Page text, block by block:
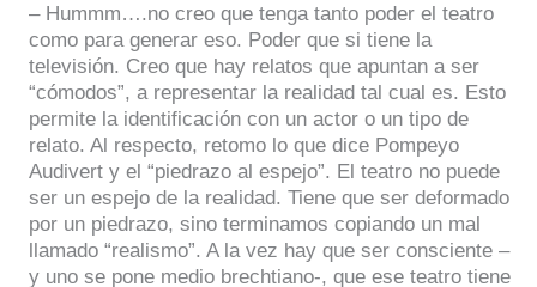
– Hummm….no creo que tenga tanto poder el teatro
como para generar eso. Poder que si tiene la
televisión. Creo que hay relatos que apuntan a ser
“cómodos”, a representar la realidad tal cual es. Esto
permite la identificación con un actor o un tipo de
relato. Al respecto, retomo lo que dice Pompeyo
Audivert y el “piedrazo al espejo”. El teatro no puede
ser un espejo de la realidad. Tiene que ser deformado
por un piedrazo, sino terminamos copiando un mal
llamado “realismo”. A la vez hay que ser consciente –
y uno se pone medio brechtiano-, que ese teatro tiene